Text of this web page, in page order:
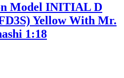
Model INITIAL D
Yellow With Mr.
1:18